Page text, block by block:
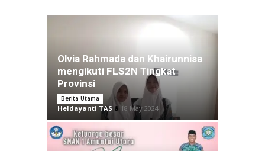
Olvia Rahmada dan Khairunnisa
mengikuti FLS2N Tingkat
Provinsi
Berita Utama
Heldayanti TAS â 18 May 2024